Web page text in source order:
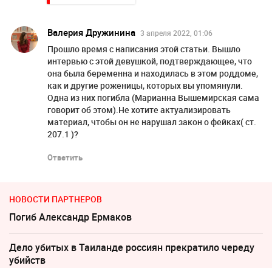
Валерия Дружинина 3 апреля 2022, 01:06
Прошло время с написания этой статьи. Вышло
интервью с этой девушкой, подтверждающее, что
она была беременна и находилась в этом роддоме,
как и другие роженицы, которых вы упомянули.
Одна из них погибла (Марианна Вышемирская сама
говорит об этом).Не хотите актуализировать
материал, чтобы он не нарушал закон о фейках( ст.
207.1 )?
Ответить
НОВОСТИ ПАРТНЕРОВ
Погиб Александр Ермаков
Дело убитых в Таиланде россиян прекратило череду
убийств